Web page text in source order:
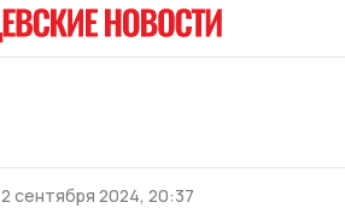
2 сентября 2024, 20:37